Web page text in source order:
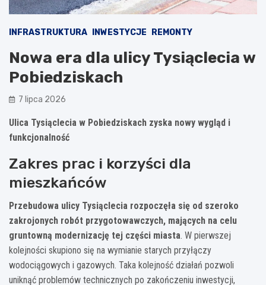
INFRASTRUKTURA INWESTYCJE REMONTY
Nowa era dla ulicy Tysiąclecia w
Pobiedziskach
7 lipca 2026
Ulica Tysiąclecia w Pobiedziskach zyska nowy wygląd i
funkcjonalność
Zakres prac i korzyści dla
mieszkańców
Przebudowa ulicy Tysiąclecia rozpoczęła się od szeroko
zakrojonych robót przygotowawczych, mających na celu
gruntowną modernizację tej części miasta. W pierwszej
kolejności skupiono się na wymianie starych przyłączy
wodociągowych i gazowych. Taka kolejność działań pozwoli
uniknąć problemów technicznych po zakończeniu inwestycji,